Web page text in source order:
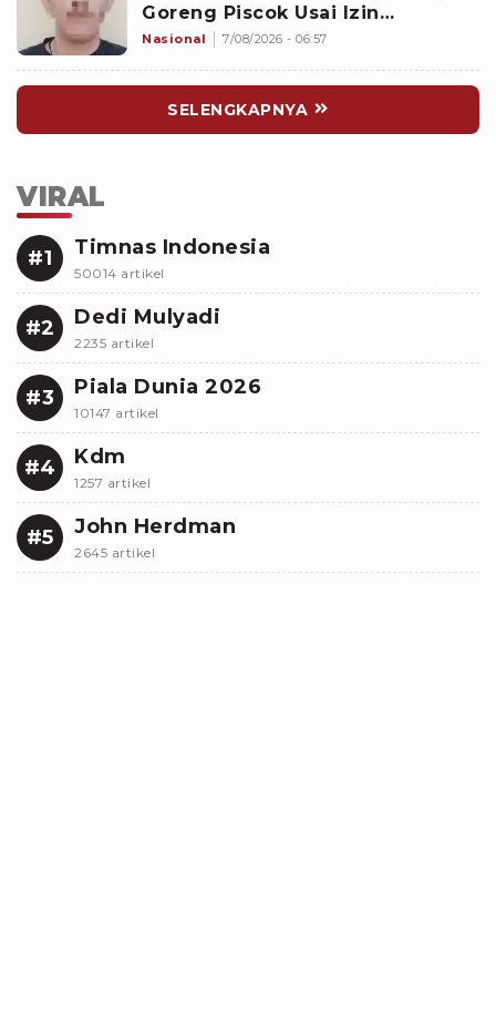
Goreng Piscok Usai Izin
Interview di Mal
Nasional 7/08/2026 - 06:57
SELENGKAPNYA
VIRAL
#1 Timnas Indonesia
50014 artikel
#2 Dedi Mulyadi
2235 artikel
#3 Piala Dunia 2026
10147 artikel
#4 Kdm
1257 artikel
#5 John Herdman
2645 artikel